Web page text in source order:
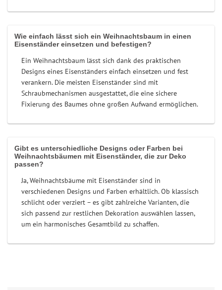
Wie einfach lässt sich ein Weihnachtsbaum in einen
Eisenständer einsetzen und befestigen?
Ein Weihnachtsbaum lässt sich dank des praktischen
Designs eines Eisenständers einfach einsetzen und fest
verankern. Die meisten Eisenständer sind mit
Schraubmechanismen ausgestattet, die eine sichere
Fixierung des Baumes ohne großen Aufwand ermöglichen.
Gibt es unterschiedliche Designs oder Farben bei
Weihnachtsbäumen mit Eisenständer, die zur Deko
passen?
Ja, Weihnachtsbäume mit Eisenständer sind in
verschiedenen Designs und Farben erhältlich. Ob klassisch
schlicht oder verziert – es gibt zahlreiche Varianten, die
sich passend zur restlichen Dekoration auswählen lassen,
um ein harmonisches Gesamtbild zu schaffen.